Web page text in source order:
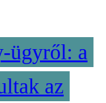
ügyről: a
az